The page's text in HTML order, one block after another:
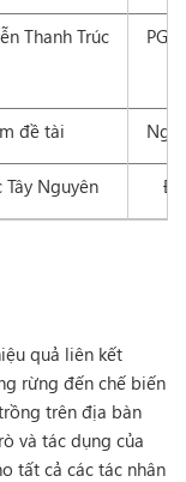
Thanh Trúc
đề tài
Nguyên
quả liên kết
rừng đến chế biến
trên địa bàn
và tác dụng của
tất cả các tác nhân